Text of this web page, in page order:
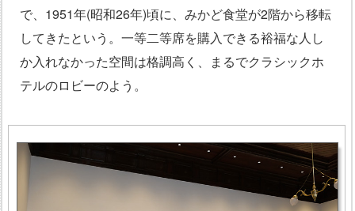
で、1951年(昭和26年)頃に、みかど食堂が2階から移転
してきたという。一等二等席を購入できる裕福な人し
か入れなかった空間は格調高く、まるでクラシックホ
テルのロビーのよう。